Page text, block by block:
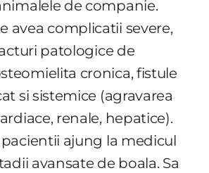
de companie.
avea complicatii severe,
patologice de
cronica, fistule
si sistemice (agravarea
renale, hepatice).
ajung la medicul
avansate de boala. Sa